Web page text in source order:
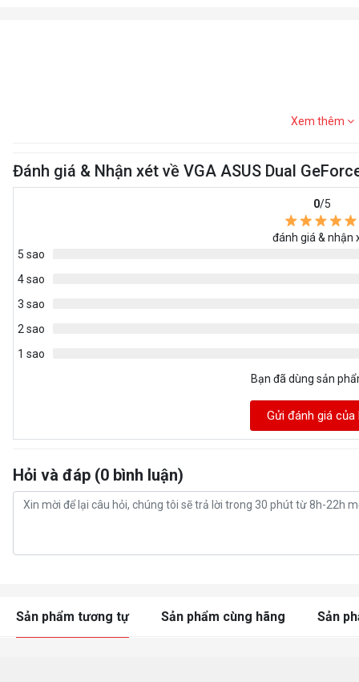
Xem thêm
Đánh giá & Nhận xét về VGA ASUS Dual
0/5
đánh giá & nhận
5 sao
4 sao
3 sao
2 sao
1 sao
Bạn đã dùng sản
Gửi đánh giá của
Hỏi và đáp (0 bình luận)
Sản phẩm tương tự Sản phẩm cùng hãng Sản